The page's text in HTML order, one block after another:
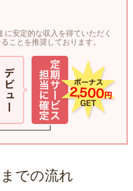
安定的な収入を得ていただく
ことを推奨しております。
での流れ